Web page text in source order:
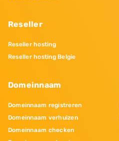
Reseller
Reseller hosting
Reseller hosting Belgie
Domeinnaam
Domeinnaam registreren
Domeinnaam verhuizen
Domeinnaam checken